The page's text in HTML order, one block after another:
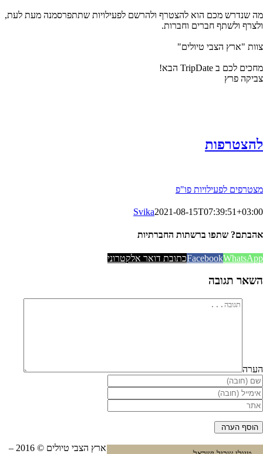
מה שנדרש מכם הוא להצטרף ולהרשם לפעילויות שתתפרסמנה מעת לעת,
ולצרף ולשתף חברים וחברות.
צוות "ארץ הצבי טיולים"
מחכים לכם ב TripDate הבא!
צביקה פרץ
להצטרפות
מצטרפים לפעילויות פו"פ
Svika2021-08-15T07:39:51+03:00
אהבתם? שתפו ברשתות החברתיות
FacebookWhatsApp כתובת דואר אלקטרוני
השאר תגובה
הערה
ארץ הצבי טיולים © 2016 –